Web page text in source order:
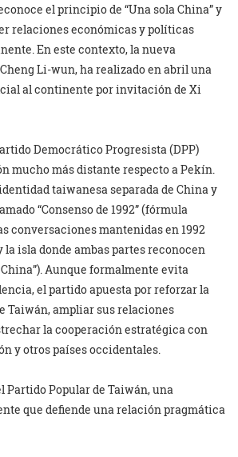
el principio de “Una sola China” y
relaciones económicas y políticas
En este contexto, la nueva
Li-wun, ha realizado en abril una
al continente por invitación de Xi
Democrático Progresista (DPP)
mucho más distante respecto a Pekín.
taiwanesa separada de China y
“Consenso de 1992” (fórmula
conversaciones mantenidas en 1992
isla donde ambas partes reconocen
Aunque formalmente evita
el partido apuesta por reforzar la
Taiwán, ampliar sus relaciones
la cooperación estratégica con
y otros países occidentales.
Partido Popular de Taiwán, una
que defiende una relación pragmática